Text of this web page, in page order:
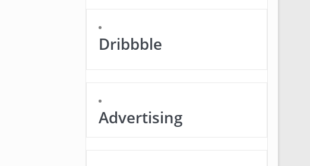
Dribbble
Advertising